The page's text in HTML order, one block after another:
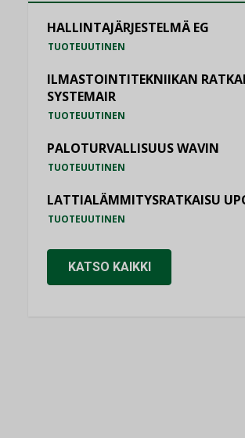
HALLINTAJÄRJESTELMÄ EG
TUOTEUUTINEN
ILMASTOINTITEKNIIKAN
SYSTEMAIR
TUOTEUUTINEN
PALOTURVALLISUUS WAVIN
TUOTEUUTINEN
LATTIALÄMMITYSRATKAISU
TUOTEUUTINEN
KATSO KAIKKI